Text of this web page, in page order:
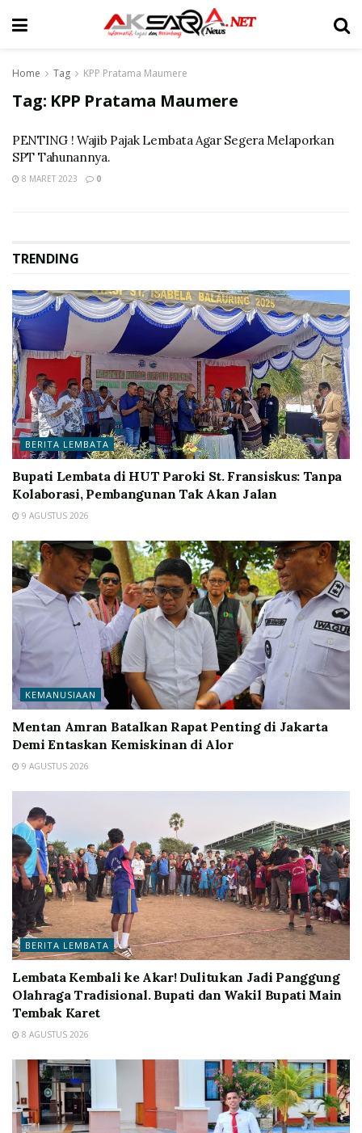
Home Tag KPP Pratama Maumere
Tag: KPP Pratama Maumere
PENTING ! Wajib Pajak Lembata Agar Segera Melaporkan
SPT Tahunannya.
8 MARET 2023 0
TRENDING
BERITA LEMBATA
Bupati Lembata di HUT Paroki St. Fransiskus: Tanpa
Kolaborasi, Pembangunan Tak Akan Jalan
9 AGUSTUS 2026
KEMANUSIAAN
Mentan Amran Batalkan Rapat Penting di Jakarta
Demi Entaskan Kemiskinan di Alor
9 AGUSTUS 2026
BERITA LEMBATA
Lembata Kembali ke Akar! Dulitukan Jadi Panggung
Olahraga Tradisional. Bupati dan Wakil Bupati Main
Tembak Karet
8 AGUSTUS 2026